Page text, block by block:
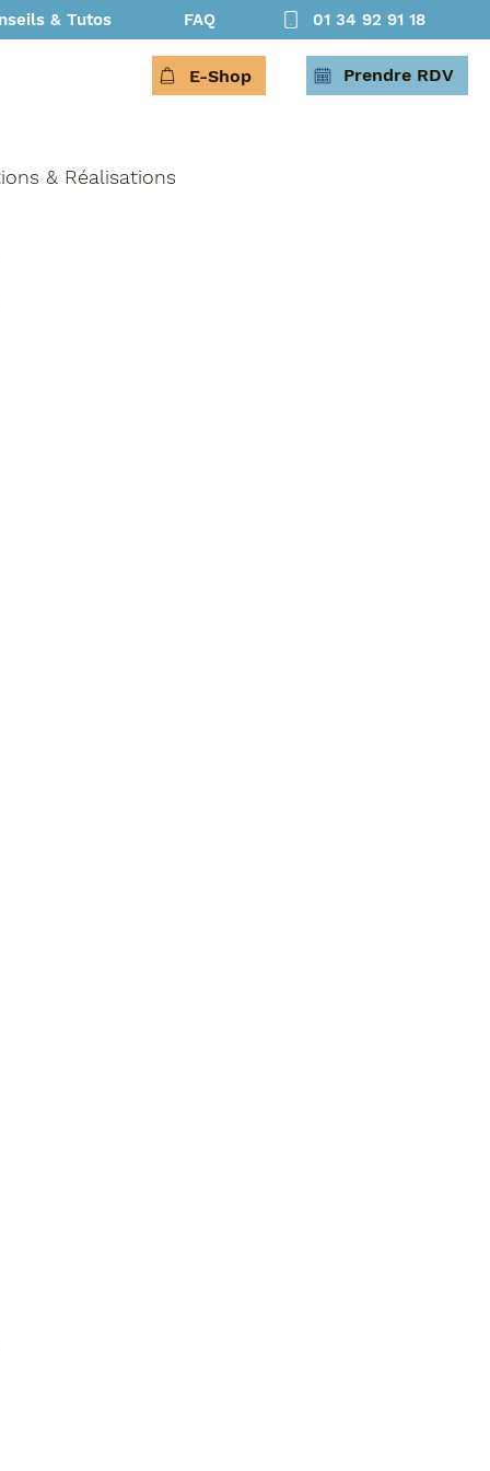
& Tutos FAQ 01 34 92 91 18
E-Shop Prendre RDV
& Réalisations
son spa